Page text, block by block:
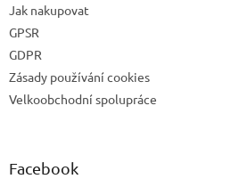
Jak nakupovat
GPSR
GDPR
Zásady používání cookies
Velkoobchodní spolupráce
Facebook